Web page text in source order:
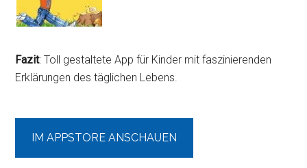
Fazit: Toll gestaltete App für Kinder mit faszinierenden
Erklärungen des täglichen Lebens.
IM APPSTORE ANSCHAUEN